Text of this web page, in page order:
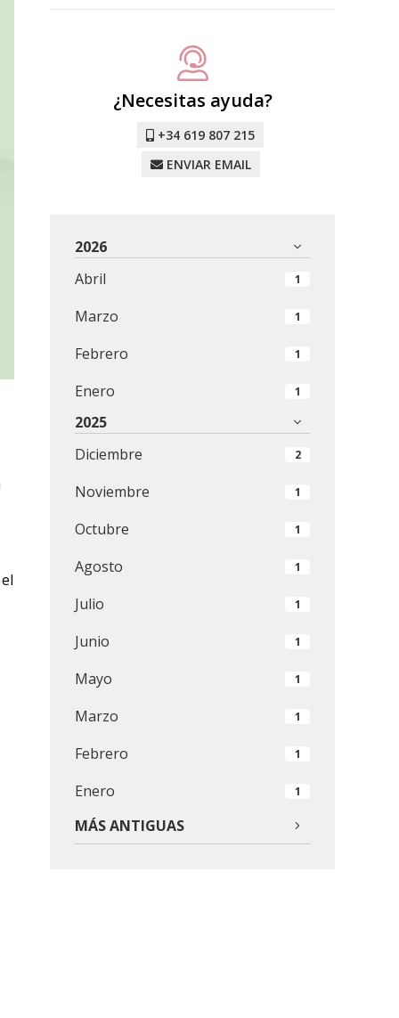
¿Necesitas ayuda?
+34 619 807 215
ENVIAR EMAIL
2026
Abril
1
Marzo 1
Febrero 1
Enero 1
2025
Diciembre
2
Noviembre 1
Octubre 1
Agosto 1
Julio 1
Junio 1
Mayo 1
Marzo 1
Febrero 1
Enero 1
MÁS ANTIGUAS